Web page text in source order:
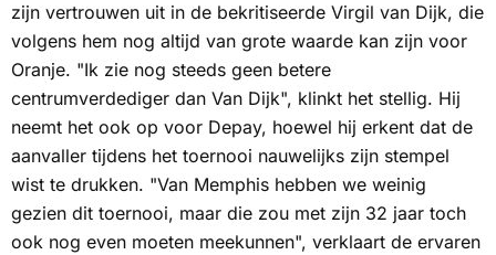
zijn vertrouwen uit in de bekritiseerde Virgil van Dijk, die
volgens hem nog altijd van grote waarde kan zijn voor
Oranje. "Ik zie nog steeds geen betere
centrumverdediger dan Van Dijk", klinkt het stellig. Hij
neemt het ook op voor Depay, hoewel hij erkent dat de
aanvaller tijdens het toernooi nauwelijks zijn stempel
wist te drukken. "Van Memphis hebben we weinig
gezien dit toernooi, maar die zou met zijn 32 jaar toch
ook nog even moeten meekunnen", verklaart de ervaren